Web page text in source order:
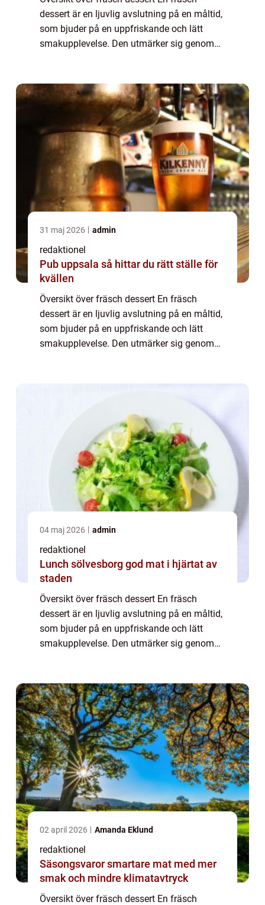
dessert är en ljuvlig avslutning på en måltid,
som bjuder på en uppfriskande och lätt
smakupplevelse. Den utmärker sig genom
sötb...
31 maj 2026 admin
redaktionel
Pub uppsala så hittar du rätt ställe för
kvällen
Översikt över fräsch dessert En fräsch
dessert är en ljuvlig avslutning på en måltid,
som bjuder på en uppfriskande och lätt
smakupplevelse. Den utmärker sig genom
04 maj 2026 admin
redaktionel
Lunch sölvesborg god mat i hjärtat av
staden
Översikt över fräsch dessert En fräsch
dessert är en ljuvlig avslutning på en måltid,
som bjuder på en uppfriskande och lätt
smakupplevelse. Den utmärker sig genom
sötb...
02 april 2026 Amanda Eklund
redaktionel
Säsongsvaror smartare mat med mer
smak och mindre klimatavtryck
Översikt över fräsch dessert En fräsch